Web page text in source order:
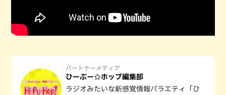
パートナーメディア
ひーぷー☆ホップ編集部
ラジオみたいな新感覚情報バラエティ「ひ